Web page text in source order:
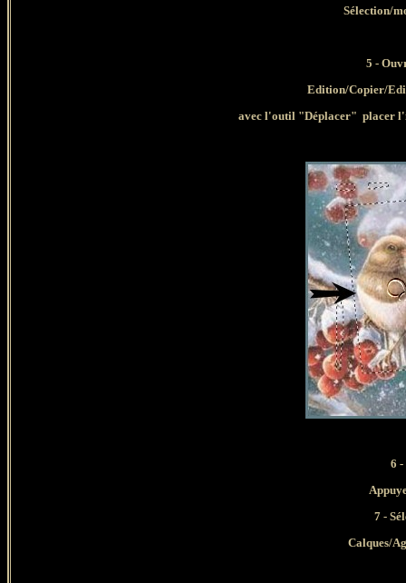
Sélection/
5 -
Edition/Copier/
avec l'outil "Déplacer" placer
6
Appuyer
7 -
Calques/